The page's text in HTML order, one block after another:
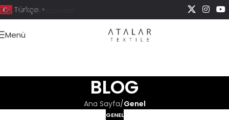
Skip to main content
Türkçe ▼
Menü
BLOG
Ana Sayfa/Genel
GENEL